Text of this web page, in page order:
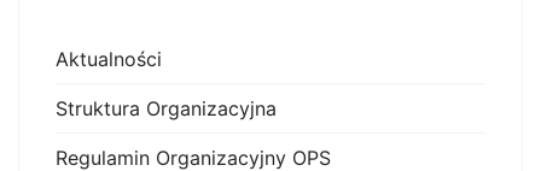
Aktualności
Struktura Organizacyjna
Regulamin Organizacyjny OPS